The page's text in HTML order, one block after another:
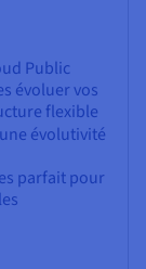
Public
évoluer vos
flexible
évolutivité
parfait pour